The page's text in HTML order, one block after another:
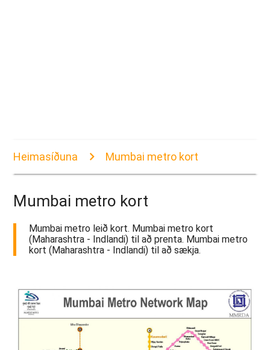
Heimasíðuna Mumbai metro kort
Mumbai metro kort
Mumbai metro leið kort. Mumbai metro kort
(Maharashtra - Indlandi) til að prenta. Mumbai metro
kort (Maharashtra - Indlandi) til að sækja.